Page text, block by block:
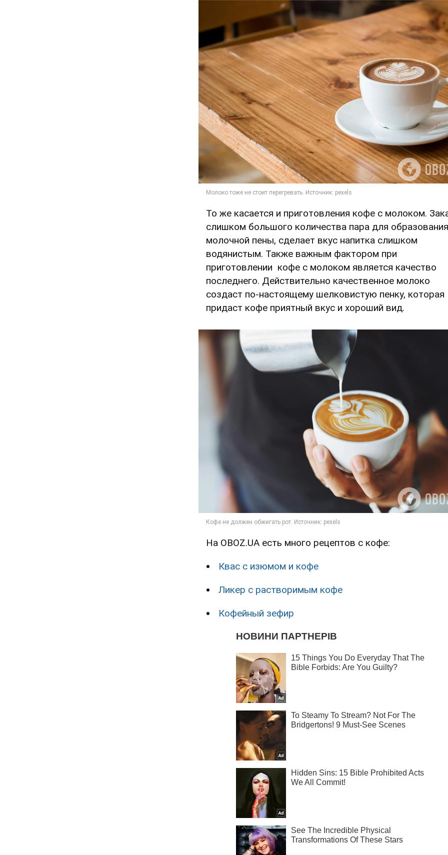
То же касается и приготовления кофе с молоком.
слишком большого количества пара для образования
молочной пены, сделает вкус напитка слишком
водянистым. Также важным фактором при
приготовлении кофе с молоком является качество
последнего. Действительно качественное молоко
создаст по-настоящему шелковистую пенку, которая
придаст кофе приятный вкус и хороший вид.
На OBOZ.UA есть много рецептов с кофе:
Квас с изюмом и кофе
Ликер с растворимым кофе
Кофейный зефир